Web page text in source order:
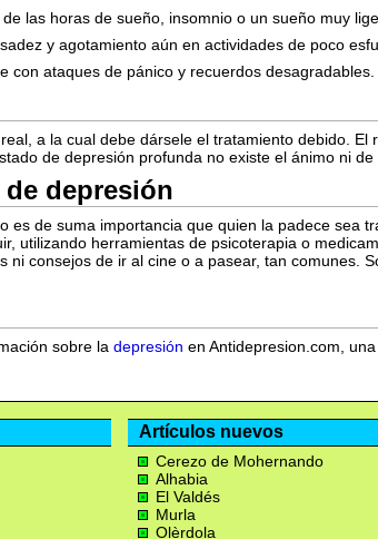
las horas de sueño, insomnio o un sueño muy
y agotamiento aún en actividades de poco
con ataques de pánico y recuerdos desagradables.
a la cual debe dársele el tratamiento debido.
de depresión profunda no existe el ánimo ni
de depresión
es de suma importancia que quien la padece sea
utilizando herramientas de psicoterapia o
ni consejos de ir al cine o a pasear, tan comunes.
sobre la depresión en Antidepresion.com,
Artículos nuevos
Cerezo de Mohernando
Alhabia
El Valdés
Murla
Olèrdola